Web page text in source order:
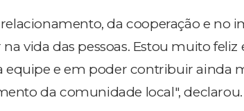
da cooperação e no
vida das pessoas. Estou muito feliz
e em poder contribuir ainda
da comunidade local", declarou.